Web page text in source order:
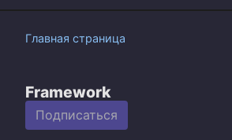
Главная страница
Framework
Подписаться